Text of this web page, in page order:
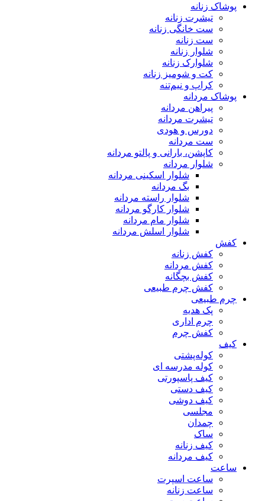
پوشاک زنانه
تیشرت زنانه
ست خانگی زنانه
ست زنانه
شلوار زنانه
شلوارک زنانه
کت و شومیز زنانه
کراپ و نیم‌تنه
پوشاک مردانه
پیراهن مردانه
تیشرت مردانه
دورس و هودی
ست مردانه
کاپشن، بارانی و پالتو مردانه
شلوار مردانه
شلوار اسکینی مردانه
بگ مردانه
شلوار راسته مردانه
شلوار کارگو مردانه
شلوار مام مردانه
شلوار اسلش مردانه
کفش
کفش زنانه
کفش مردانه
کفش بچگانه
کفش چرم طبیعی
چرم طبیعی
پک هدیه
چرم اداری
کفش چرم
کیف
کوله‌پشتی
کوله مدرسه ای
کیف پاسپورتی
کیف دستی
کیف دوشی
مجلسی
چمدان
ساک
کیف زنانه
کیف مردانه
ساعت
ساعت اسپرت
ساعت زنانه